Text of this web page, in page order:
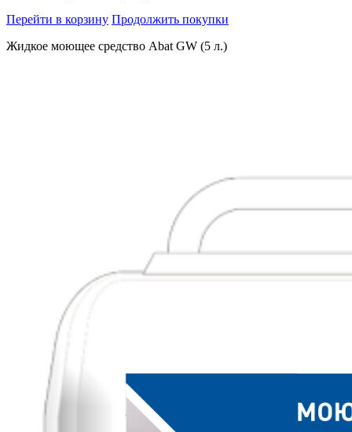
Перейти в корзину Продолжить покупки
Жидкое моющее средство Abat GW (5 л.)